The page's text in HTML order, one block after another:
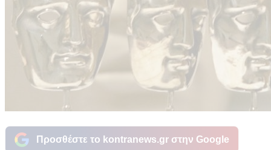
Προσθέστε το kontranews.gr στην Google